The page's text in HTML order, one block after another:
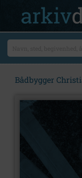
Bådbygger